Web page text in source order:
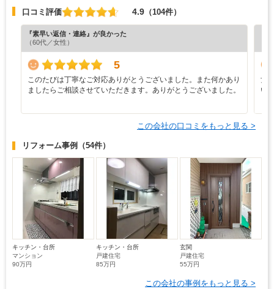
口コミ評価 4.9 （104件）
『素早い返信・連絡』が良かった
（60代／女性）
5
このたびは丁寧なご対応ありがとうございました。また何かあり
ましたらご相談させていただきます。ありがとうございました。
女
い
この会社の口コミをもっと見る >
リフォーム事例 （54件）
キッチン・台所
マンション
90万円
キッチン・台所
戸建住宅
85万円
玄関
戸建住宅
55万円
この会社の事例をもっと見る >